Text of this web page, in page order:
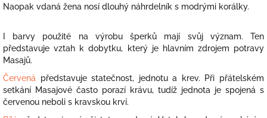
Naopak vdaná žena nosí dlouhý náhrdelník s modrými korálky.
I barvy použité na výrobu šperků mají svůj význam. Ten
představuje vztah k dobytku, který je hlavním zdrojem potravy
Masajů.
Červená představuje statečnost, jednotu a krev. Při přátelském
setkání Masajové často porazí krávu, tudíž jednota je spojená s
červenou neboli s kravskou krví.